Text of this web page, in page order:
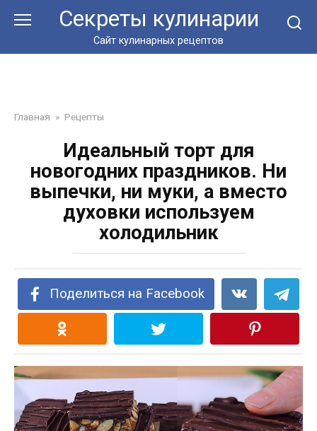
Секреты кулинарии
Сайт кулинарных рецептов
Главная » Рецепты
Идеальный торт для
новогодних праздников. Ни
выпечки, ни муки, а вместо
духовки используем
холодильник
Поделиться на Facebook